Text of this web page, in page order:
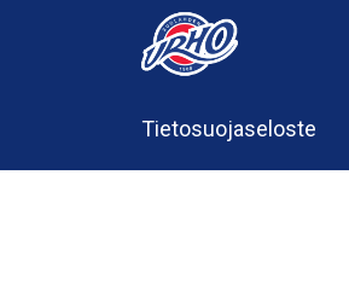
Tietosuojaseloste